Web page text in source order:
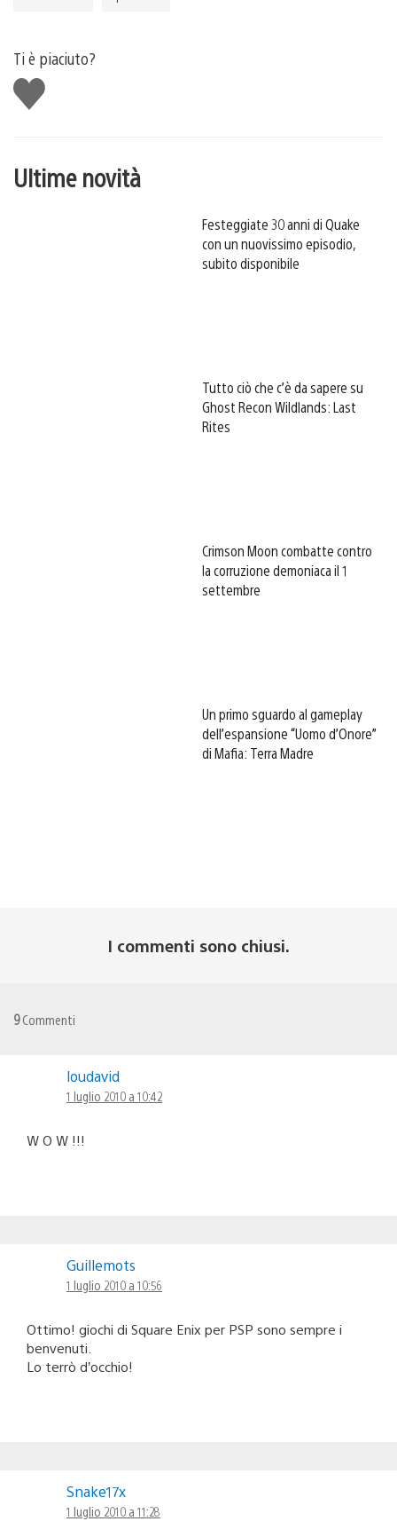
Ti è piaciuto?
Mi
piace
Ultime novità
Festeggiate 30 anni di Quake
con un nuovissimo episodio,
subito disponibile
Tutto ciò che c’è da sapere su
Ghost Recon Wildlands: Last
Rites
Crimson Moon combatte contro
la corruzione demoniaca il 1
settembre
Un primo sguardo al gameplay
dell’espansione “Uomo d’Onore”
di Mafia: Terra Madre
I commenti sono chiusi.
9Commenti
loudavid
1 luglio 2010 a 10:42
W O W !!!
Guillemots
1 luglio 2010 a 10:56
Ottimo! giochi di Square Enix per PSP sono sempre i
benvenuti.
Lo terrò d’occhio!
Snake17x
1 luglio 2010 a 11:28